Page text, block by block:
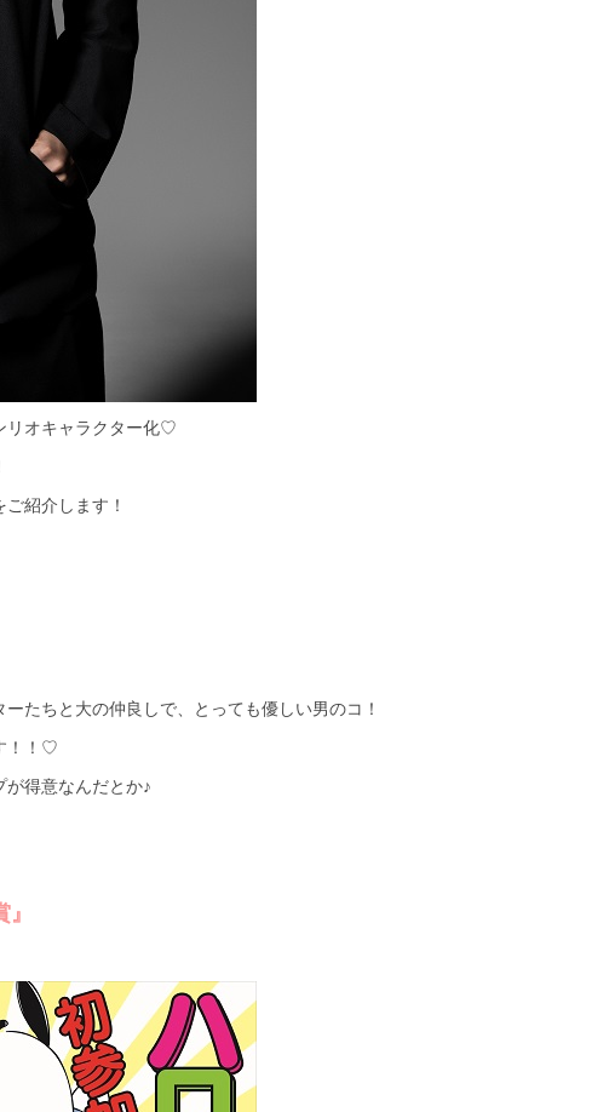
リオキャラクター化♡
紹介します！
たちと大の仲良しで、とっても優しい男のコ！
！！♡
得意なんだとか♪